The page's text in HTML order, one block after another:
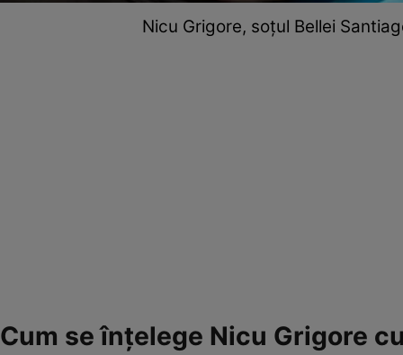
Nicu Grigore, soțul Bellei
Cum se înțelege Nicu Grigore